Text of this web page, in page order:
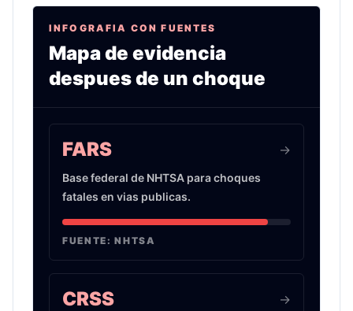
INFOGRAFIA CON FUENTES
Mapa de evidencia
despues de un choque
FARS
Base federal de NHTSA para choques
fatales en vias publicas.
->
FUENTE:NHTSA
CRSS ->